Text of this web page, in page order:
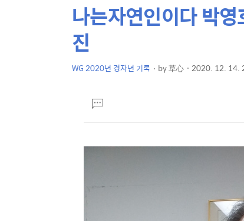
상
컨
텐
본
문
제
목
나는자연인이다 박
진
WG 2020년 경자년 기록 by草心 2020. 12. 14.
댓
글